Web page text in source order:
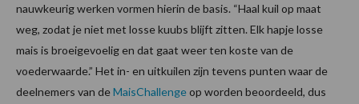
nauwkeurig werken vormen hierin de basis. “Haal kuil op maat
weg, zodat je niet met losse kuubs blijft zitten. Elk hapje losse
mais is broeigevoelig en dat gaat weer ten koste van de
voederwaarde.” Het in- en uitkuilen zijn tevens punten waar de
deelnemers van deMaisChallengeop worden beoordeeld, dus